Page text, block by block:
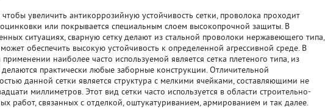
чтобы увеличить антикоррозийную устойчивость сетки, проволока проходит
или покрывается специальным слоем высокопрочной защиты. В
ситуациях, сварную сетку делают из стальной проволоки нержавеющего типа,
обеспечить высокую устойчивость к определенной агрессивной среде. В
наиболее часто используемой является сетка плетеного типа, из
практически любые заборные конструкции. Отличительной
данной сетки является структура с мелкими ячейками, составляющими не
миллиметров. Этот вид сетки часто используется в области строительно-
работ, связанных с отделкой, оштукатуриванием, армированием и так далее.